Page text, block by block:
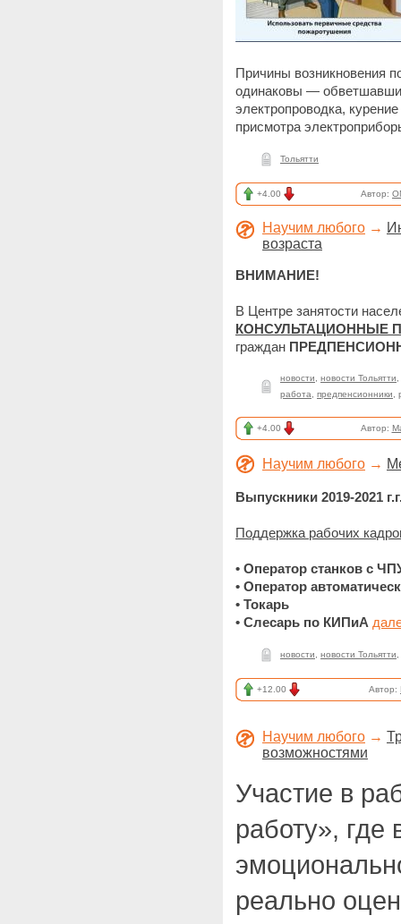
Причины возникновения
одинаковы —
электропроводка,
присмотра
Тольятти
+4.00 Автор:
Научим любого →
возраста
ВНИМАНИЕ!
В Центре занятости
КОНСУЛЬТАЦИОННЫЕ
граждан
новости новости Тольятти
работа
предпенсионники
+4.00 Автор:
Научим любого →
Выпускники 2019-2021
Поддержка рабочих
• Оператор станков с
• Оператор
• Токарь
• Слесарь по КИПиА
новости новости Тольятти
+12.00 Автор:
Научим любого →
возможностями
Участие в
работу», где
реально